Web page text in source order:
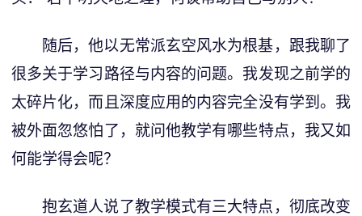
随后，他以无常派玄空风水为根基，跟我聊了
很多关于学习路径与内容的问题。我发现之前学的
太碎片化，而且深度应用的内容完全没有学到。我
被外面忽悠怕了，就问他教学有哪些特点，我又如
何能学得会呢？
抱玄道人说了教学模式有三大特点，彻底改变